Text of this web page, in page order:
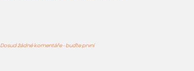
Dosud žádné komentáře - buďte první